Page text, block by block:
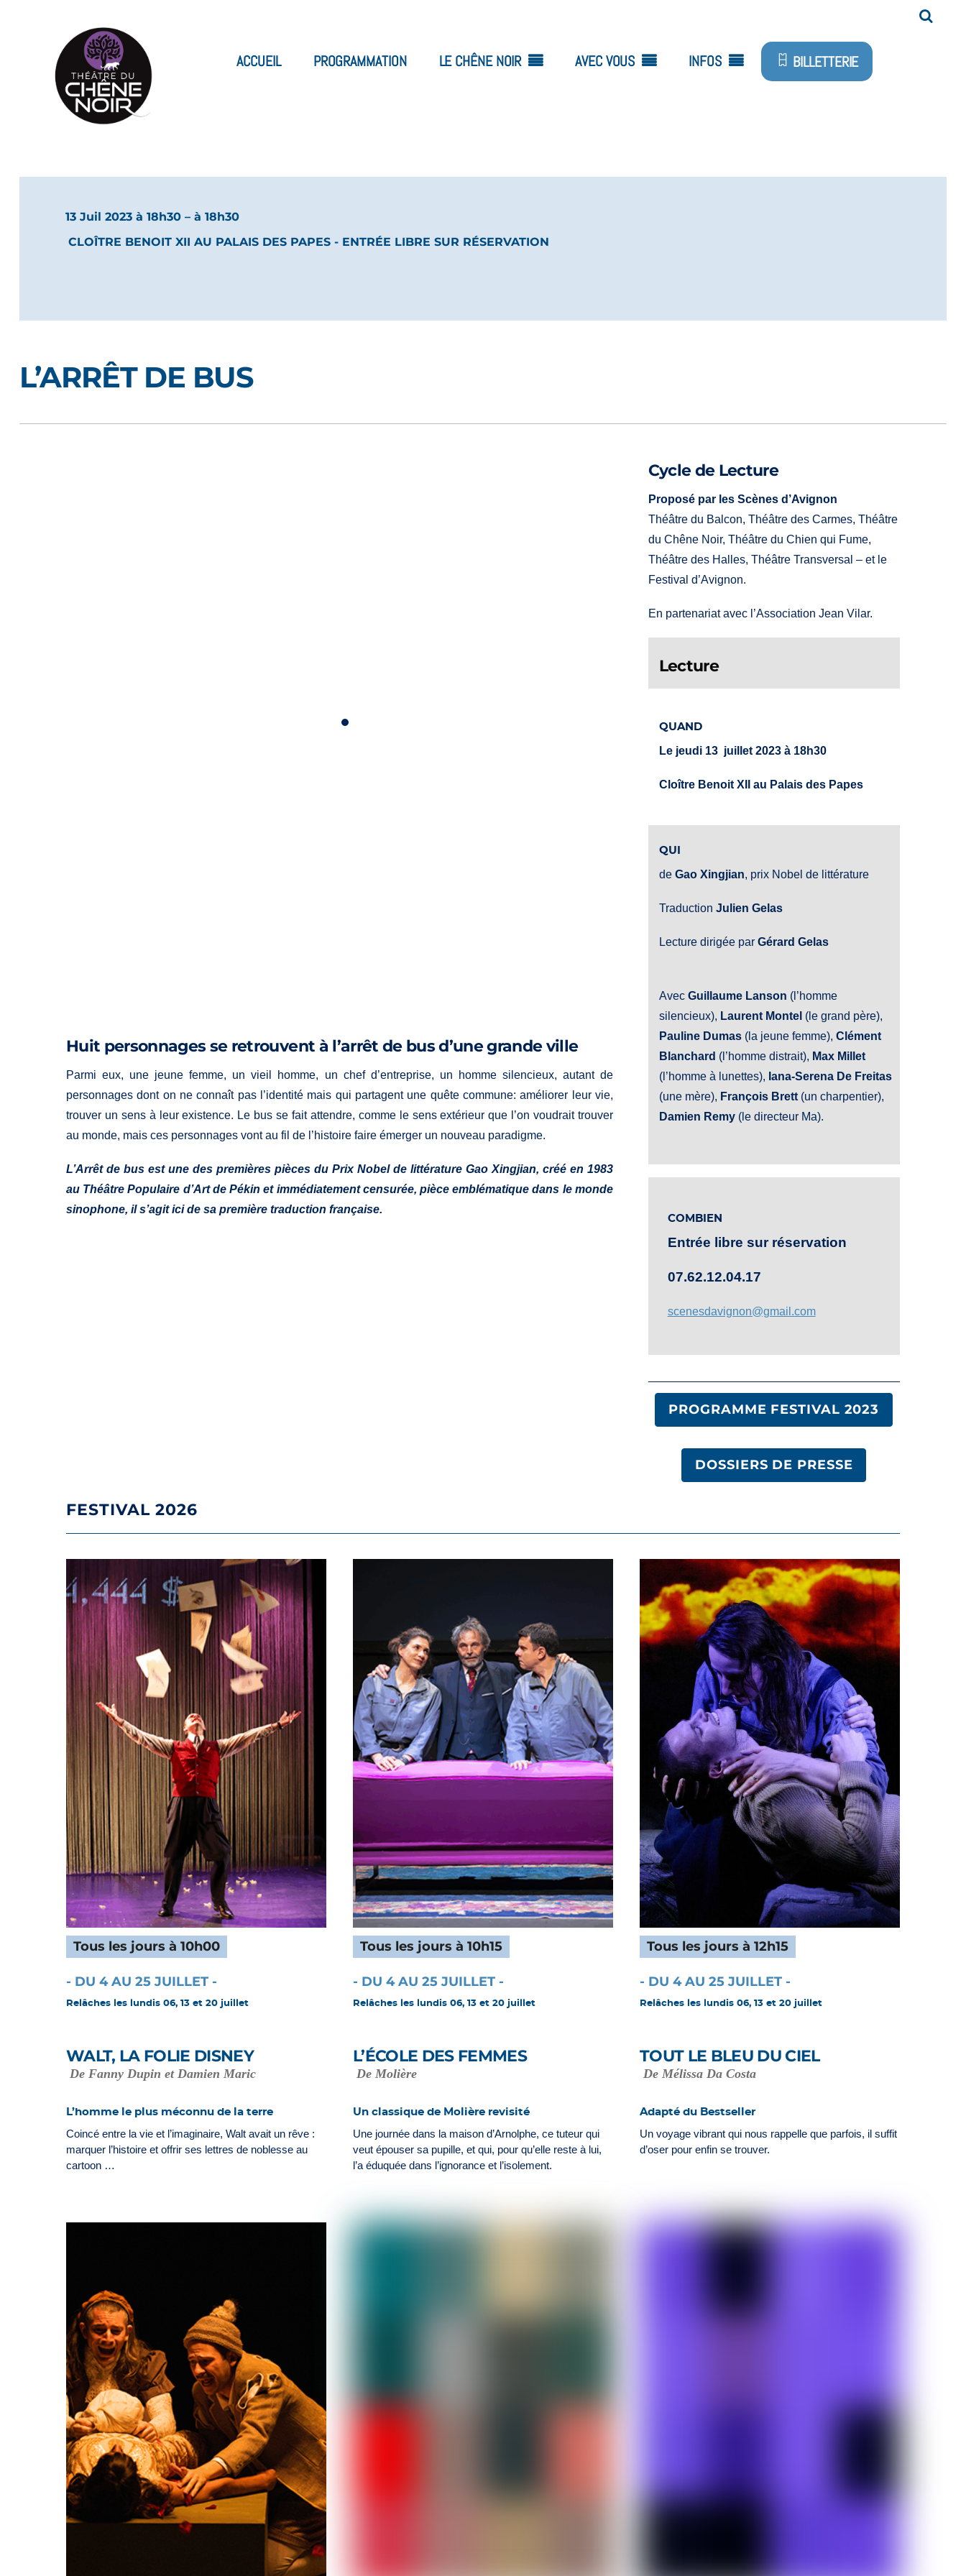
ACCUEIL PROGRAMMATION LE CHÊNE NOIR AVEC VOUS INFOS BILLETTERIE
13 Juil 2023 à 18h30 – à 18h30
CLOÎTRE BENOIT XII AU PALAIS DES PAPES - ENTRÉE LIBRE SUR RÉSERVATION
L’ARRÊT DE BUS
Huit personnages se retrouvent à l’arrêt de bus d’une grande ville
Parmi eux, une jeune femme, un vieil homme, un chef d’entreprise, un homme silencieux, autant de
personnages dont on ne connaît pas l’identité mais qui partagent une quête commune: améliorer leur vie,
trouver un sens à leur existence. Le bus se fait attendre, comme le sens extérieur que l’on voudrait trouver
au monde, mais ces personnages vont au fil de l’histoire faire émerger un nouveau paradigme.
L’Arrêt de bus est une des premières pièces du Prix Nobel de littérature Gao Xingjian, créé en 1983
au Théâtre Populaire d’Art de Pékin et immédiatement censurée, pièce emblématique dans le monde
sinophone, il s’agit ici de sa première traduction française.
Cycle de Lecture
Proposé par les Scènes d’Avignon
Théâtre du Balcon, Théâtre des Carmes, Théâtre
du Chêne Noir, Théâtre du Chien qui Fume,
Théâtre des Halles, Théâtre Transversal – et le
Festival d’Avignon.
En partenariat avec l’Association Jean Vilar.
Lecture
QUAND
Le jeudi 13 juillet 2023 à 18h30
Cloître Benoit XII au Palais des Papes
QUI
de Gao Xingjian, prix Nobel de littérature
Traduction Julien Gelas
Lecture dirigée par Gérard Gelas
Avec Guillaume Lanson (l’homme
silencieux), Laurent Montel (le grand père),
Pauline Dumas(la jeune femme), Clément
Blanchard (l’homme distrait), Max Millet
(l’homme à lunettes), Iana-Serena De Freitas
(une mère), François Brett(un charpentier),
Damien Remy(le directeur Ma).
COMBIEN
Entrée libre sur réservation
07.62.12.04.17
scenesdavignon@gmail.com
PROGRAMME FESTIVAL 2023
DOSSIERS DE PRESSE
FESTIVAL 2026
Tous les jours à 10h00
- DU 4 AU 25 JUILLET -
Relâches les lundis 06, 13 et 20 juillet
WALT, LA FOLIE DISNEY
De Fanny Dupin et Damien Maric
L’homme le plus méconnu de la terre
Coincé entre la vie et l’imaginaire, Walt avait un rêve :
marquer l’histoire et offrir ses lettres de noblesse au
cartoon …
Tous les jours à 10h15
- DU 4 AU 25 JUILLET -
Relâches les lundis 06, 13 et 20 juillet
L’ÉCOLE DES FEMMES
De Molière
Un classique de Molière revisité
Une journée dans la maison d’Arnolphe, ce tuteur qui
veut épouser sa pupille, et qui, pour qu’elle reste à lui,
l’a éduquée dans l’ignorance et l’isolement.
Tous les jours à 12h15
- DU 4 AU 25 JUILLET -
Relâches les lundis 06, 13 et 20 juillet
TOUT LE BLEU DU CIEL
De Mélissa Da Costa
Adapté du Bestseller
Un voyage vibrant qui nous rappelle que parfois, il suffit
d’oser pour enfin se trouver.